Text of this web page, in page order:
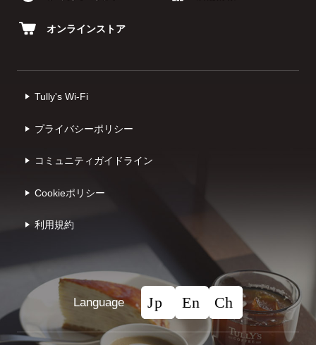
オンラインストア
Tully's Wi-Fi
プライバシーポリシー
コミュニティガイドライン
Cookieポリシー
利⽤規約
Language